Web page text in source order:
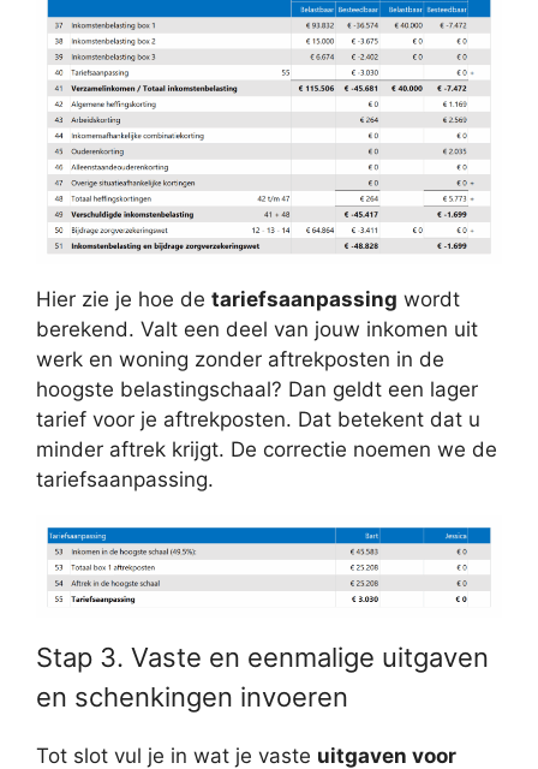
Hier zie je hoe de tariefsaanpassing wordt
berekend. Valt een deel van jouw inkomen uit
werk en woning zonder aftrekposten in de
hoogste belastingschaal? Dan geldt een lager
tarief voor je aftrekposten. Dat betekent dat u
minder aftrek krijgt. De correctie noemen we de
tariefsaanpassing.
Stap 3. Vaste en eenmalige uitgaven
en schenkingen invoeren
Tot slot vul je in wat je vaste uitgaven voor